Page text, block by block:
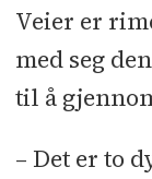
Veier er
med seg
til å
– Det er to